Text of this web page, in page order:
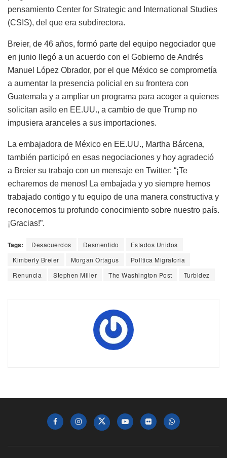
pensamiento Center for Strategic and International Studies
(CSIS), del que era subdirectora.
Breier, de 46 años, formó parte del equipo negociador que
en junio llegó a un acuerdo con el Gobierno de Andrés
Manuel López Obrador, por el que México se comprometía
a aumentar la presencia policial en su frontera con
Guatemala y a ampliar un programa para acoger a quienes
solicitan asilo en EE.UU., a cambio de que Trump no
impusiera aranceles a sus importaciones.
La embajadora de México en EE.UU., Martha Bárcena,
también participó en esas negociaciones y hoy agradeció
a Breier su trabajo con un mensaje en Twitter: “¡Te
echaremos de menos! La embajada y yo siempre hemos
trabajado contigo y tu equipo de una manera constructiva y
reconocemos tu profundo conocimiento sobre nuestro país.
¡Gracias!”.
Tags: Desacuerdos Desmentido
Estados Unidos
Kimberly Breier
Morgan Ortagus
Política Migratoria
Renuncia
Stephen Miller The Washington Post Turbidez